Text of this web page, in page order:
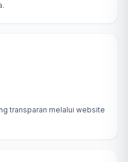
transparan melalui website